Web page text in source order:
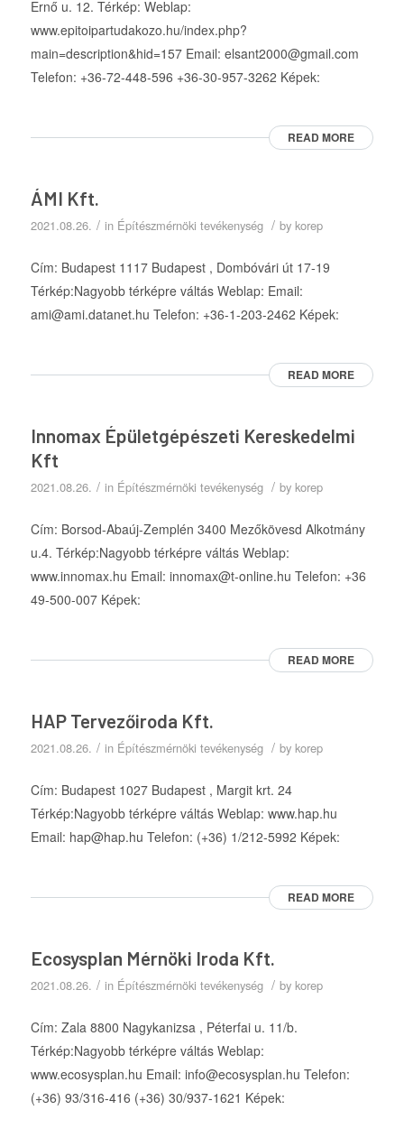
Ernő u. 12. Térkép: Weblap:
www.epitoipartudakozo.hu/index.php?
main=description&hid=157 Email: elsant2000@gmail.com
Telefon: +36-72-448-596 +36-30-957-3262 Képek:
READ MORE
ÁMI Kft.
2021.08.26. / in Építészmérnöki tevékenység / by korep
Cím: Budapest 1117 Budapest , Dombóvári út 17-19
Térkép:Nagyobb térképre váltás Weblap: Email:
ami@ami.datanet.hu Telefon: +36-1-203-2462 Képek:
READ MORE
Innomax Épületgépészeti Kereskedelmi
Kft
2021.08.26. / in Építészmérnöki tevékenység / by korep
Cím: Borsod-Abaúj-Zemplén 3400 Mezőkövesd Alkotmány
u.4. Térkép:Nagyobb térképre váltás Weblap:
www.innomax.hu Email: innomax@t-online.hu Telefon: +36
49-500-007 Képek:
READ MORE
HAP Tervezőiroda Kft.
2021.08.26. / in Építészmérnöki tevékenység / by korep
Cím: Budapest 1027 Budapest , Margit krt. 24
Térkép:Nagyobb térképre váltás Weblap: www.hap.hu
Email: hap@hap.hu Telefon: (+36) 1/212-5992 Képek:
READ MORE
Ecosysplan Mérnöki Iroda Kft.
2021.08.26. / in Építészmérnöki tevékenység / by korep
Cím: Zala 8800 Nagykanizsa , Péterfai u. 11/b.
Térkép:Nagyobb térképre váltás Weblap:
www.ecosysplan.hu Email: info@ecosysplan.hu Telefon:
(+36) 93/316-416 (+36) 30/937-1621 Képek: